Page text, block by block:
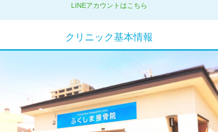
LINEアカウントはこちら
クリニック基本情報